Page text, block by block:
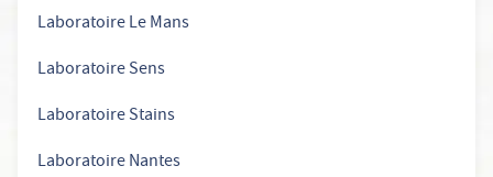
Laboratoire Le Mans
Laboratoire Sens
Laboratoire Stains
Laboratoire Nantes